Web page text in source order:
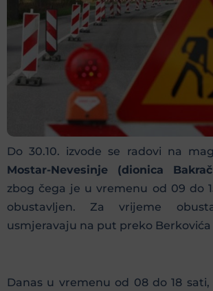
Do 30.10. izvode se radovi na
Mostar-Nevesinje (dionica
zbog čega je u vremenu od 09 do
obustavljen. Za vrijeme
usmjeravaju na put preko Berkovića
Danas u vremenu od 08 do 18